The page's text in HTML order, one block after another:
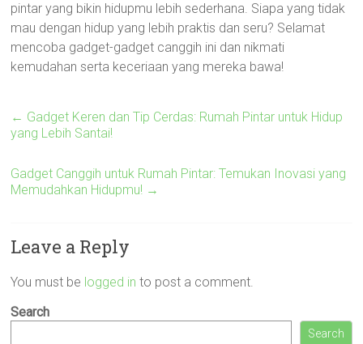
pintar yang bikin hidupmu lebih sederhana. Siapa yang tidak
mau dengan hidup yang lebih praktis dan seru? Selamat
mencoba gadget-gadget canggih ini dan nikmati
kemudahan serta keceriaan yang mereka bawa!
← Gadget Keren dan Tip Cerdas: Rumah Pintar untuk Hidup
yang Lebih Santai!
Gadget Canggih untuk Rumah Pintar: Temukan Inovasi yang
Memudahkan Hidupmu! →
Leave a Reply
You must be logged in to post a comment.
Search
Search